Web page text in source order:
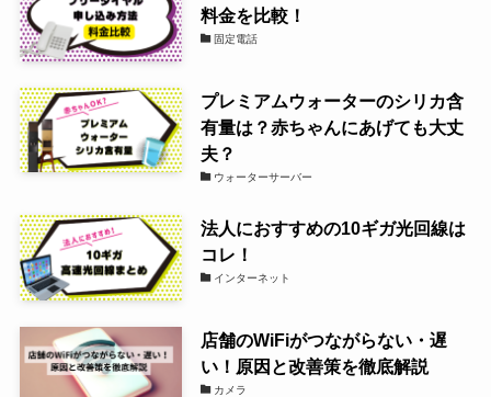
料金を比較！
固定電話
プレミアムウォーターのシリカ含
有量は？赤ちゃんにあげても大丈
夫？
ウォーターサーバー
法人におすすめの10ギガ光回線は
コレ！
インターネット
店舗のWiFiがつながらない・遅
い！原因と改善策を徹底解説
カメラ